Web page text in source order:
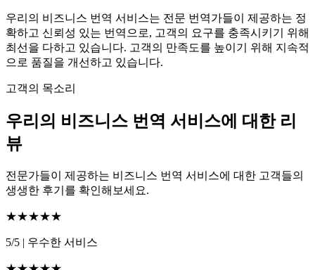
우리의 비즈니스 번역 서비스는 전문 번역가들이 제공하는 정
확하고 신뢰성 있는 번역으로, 고객의 요구를 충족시키기 위해
최선을 다하고 있습니다. 고객의 만족도를 높이기 위해 지속적
으로 품질을 개선하고 있습니다.
고객의 목소리
우리의 비즈니스 번역 서비스에 대한 리
뷰
전문가들이 제공하는 비즈니스 번역 서비스에 대한 고객들의
생생한 후기를 확인해보세요.
★★★★★
5/5 | 우수한 서비스